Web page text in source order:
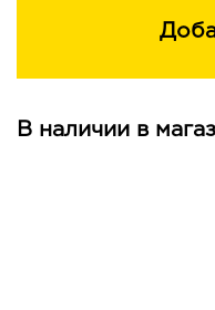
В наличии в